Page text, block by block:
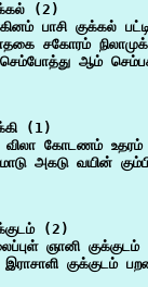
(2)
பாசி குக்கல்
சகோரம்
செம்போத்து ஆம்
(1)
கோடணம் உதரம்
அகடு வயின்
(2)
ஞானி
இராசாளி குக்குடம்